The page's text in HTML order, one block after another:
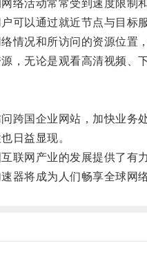
活动常常受到速度限制和
以通过就近节点与目标
况和所访问的资源位置
无论是观看高清视频、
国企业网站，加快业务处
日益显现。
网产业的发展提供了有力
将成为人们畅享全球网络